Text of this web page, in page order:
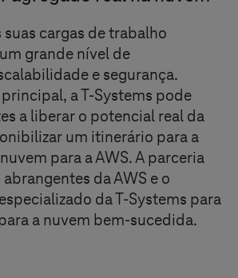
cargas de trabalho
grande nível de
e segurança.
aT-Systems pode
a liberar o potencial real da
um itinerário para a
para a AWS. A parceria
da AWS e o
daT-Systems para
a nuvem bem-sucedida.